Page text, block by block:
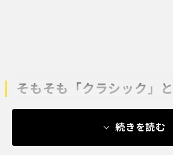
そもそも「クラシック」
続きを読む